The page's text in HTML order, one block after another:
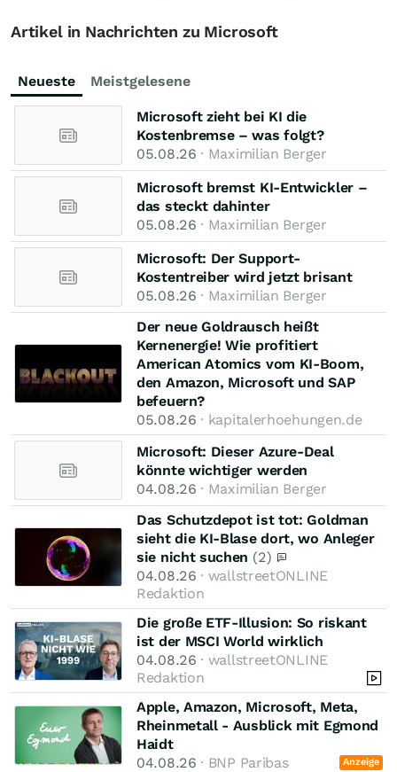
Artikel in Nachrichten zu Microsoft
Neueste Meistgelesene
Microsoft zieht bei KI die
Kostenbremse – was folgt?
05.08.26 · Maximilian Berger
Microsoft bremst KI-Entwickler –
das steckt dahinter
05.08.26 · Maximilian Berger
Microsoft: Der Support-
Kostentreiber wird jetzt brisant
05.08.26 · Maximilian Berger
Der neue Goldrausch heißt
Kernenergie! Wie profitiert
American Atomics vom KI-Boom,
den Amazon, Microsoft und SAP
befeuern?
05.08.26 · kapitalerhoehungen.de
Microsoft: Dieser Azure-Deal
könnte wichtiger werden
04.08.26 · Maximilian Berger
Das Schutzdepot ist tot: Goldman
sieht die KI-Blase dort, wo Anleger
sie nicht suchen (2)
04.08.26 · wallstreetONLINE
Redaktion
Die große ETF-Illusion: So riskant
ist der MSCI World wirklich
04.08.26 · wallstreetONLINE
Redaktion
Apple, Amazon, Microsoft, Meta,
Rheinmetall - Ausblick mit Egmond
Haidt
04.08.26 · BNP Paribas Anzeige